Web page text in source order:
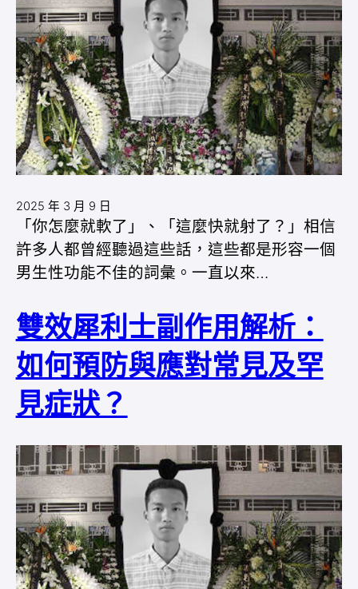
2025 年 3 月 9 日
「你怎麼就軟了」、「這麼快就射了？」相信
許多人都曾經聽過這些話，這些都是形容一個
男生性功能不佳的詞彙。一直以來…
雙效犀利士副作用解析：
如何預防與應對常見及罕
見症狀？